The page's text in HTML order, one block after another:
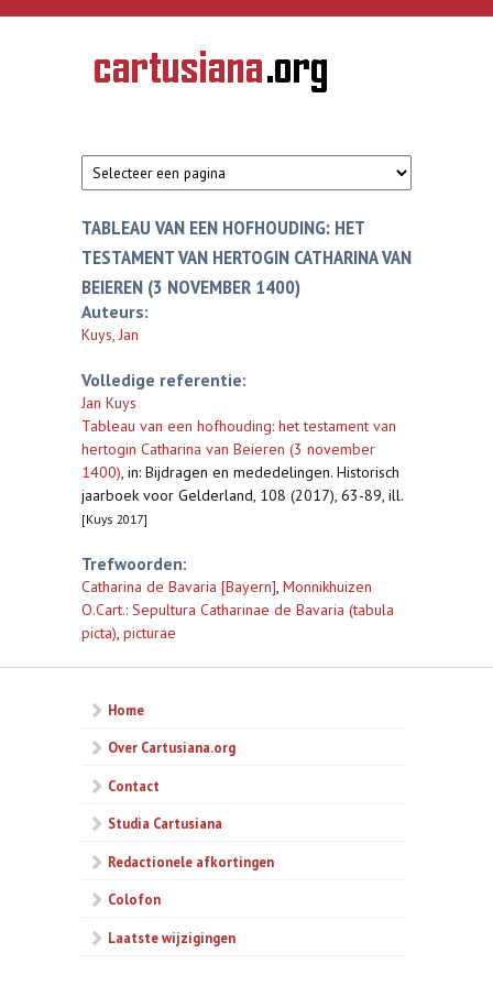
Overslaan en naar de inhoud gaan
CARTUSIANA
Geschiedenis
van de
TABLEAU VAN EEN HOFHOUDING: HET
TESTAMENT VAN HERTOGIN CATHARINA VAN
BEIEREN (3 NOVEMBER 1400)
Auteurs:
Kuys, Jan
Volledige referentie:
Jan Kuys
Tableau van een hofhouding: het testament van
hertogin Catharina van Beieren (3 november
1400), in: Bijdragen en mededelingen. Historisch
jaarboek voor Gelderland, 108 (2017), 63-89, ill.
[Kuys 2017]
Trefwoorden:
Catharina de Bavaria [Bayern], Monnikhuizen
O.Cart.: Sepultura Catharinae de Bavaria (tabula
picta), picturae
Home
Over Cartusiana.org
Contact
Studia Cartusiana
Redactionele afkortingen
Colofon
Laatste wijzigingen